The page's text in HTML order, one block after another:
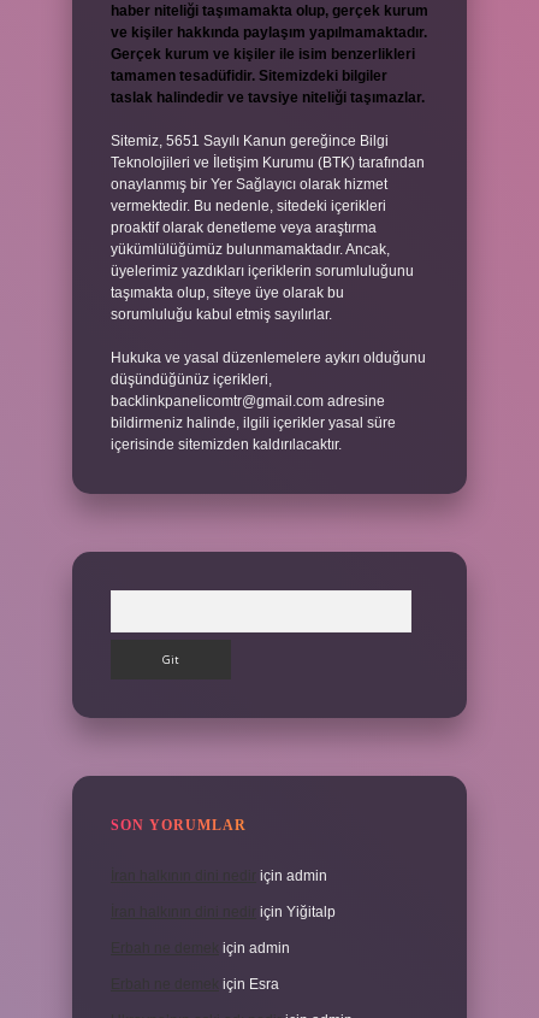
haber niteliği taşımamakta olup, gerçek kurum
ve kişiler hakkında paylaşım yapılmamaktadır.
Gerçek kurum ve kişiler ile isim benzerlikleri
tamamen tesadüfidir. Sitemizdeki bilgiler
taslak halindedir ve tavsiye niteliği taşımazlar.
Sitemiz, 5651 Sayılı Kanun gereğince Bilgi
Teknolojileri ve İletişim Kurumu (BTK) tarafından
onaylanmış bir Yer Sağlayıcı olarak hizmet
vermektedir. Bu nedenle, sitedeki içerikleri
proaktif olarak denetleme veya araştırma
yükümlülüğümüz bulunmamaktadır. Ancak,
üyelerimiz yazdıkları içeriklerin sorumluluğunu
taşımakta olup, siteye üye olarak bu
sorumluluğu kabul etmiş sayılırlar.
Hukuka ve yasal düzenlemelere aykırı olduğunu
düşündüğünüz içerikleri,
backlinkpanelicomtr@gmail.com adresine
bildirmeniz halinde, ilgili içerikler yasal süre
içerisinde sitemizden kaldırılacaktır.
SON YORUMLAR
için admin
için Yiğitalp
için admin
için Esra